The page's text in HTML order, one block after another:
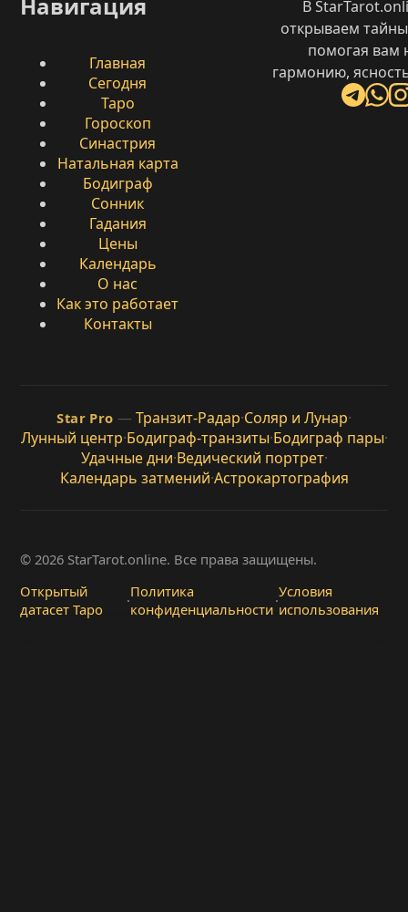
Главная
Сегодня
Таро
Гороскоп
Синастрия
Натальная карта
Бодиграф
Сонник
Гадания
Цены
Календарь
О нас
Как это работает
Контакты
В
открываем
помогая вам
гармонию,
Star Pro — Транзит-Радар·Соляр и Лунар·
Лунный центр·Бодиграф-транзиты·Бодиграф пары·
Удачные дни·Ведический портрет·
Календарь затмений·Астрокартография
© 2026 StarTarot.online. Все права защищены.
Открытый
датасет Таро
·Политика
конфиденциальности·Условия
использования